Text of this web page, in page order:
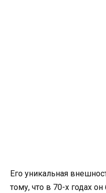
Его уникальная
тому, что в 70-х годах